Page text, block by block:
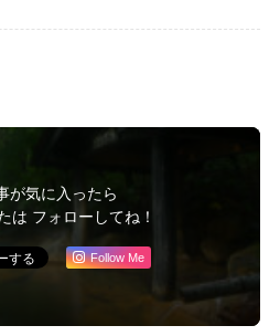
が気に入ったら
は フォローしてね！
Follow Me